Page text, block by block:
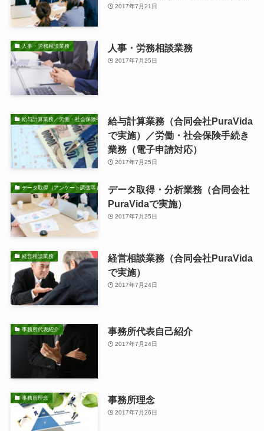
2017年7月21日
人事・労務相談業務 人事・労務相談業務
2017年7月25日
給与計算業務／労働・社会保険手続き業務給与計算業務（合同会社PuraVida
で実施）／労働・社会保険手続き
業務（電子申請対応）
2017年7月25日
データ取得（アンケート調査等）・分析業務データ取得・分析業務（合同会社
PuraVidaで実施）
2017年7月25日
経営相談業務
経営相談業務（合同会社PuraVida
で実施）
2017年7月24日
事務所代表紹介 事務所代表自己紹介
2017年7月24日
事務所理念 事務所理念
2017年7月26日